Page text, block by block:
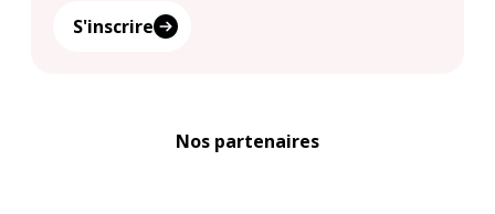
S'inscrire
Nos partenaires